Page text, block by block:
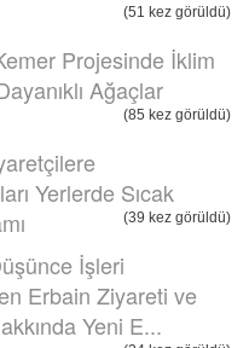
(51 kez görüldü)
Projesinde İklim
Ağaçlar
(85 kez görüldü)
Yerlerde Sıcak
(39 kez görüldü)
İşleri
Erbain Ziyareti ve
Yeni E...